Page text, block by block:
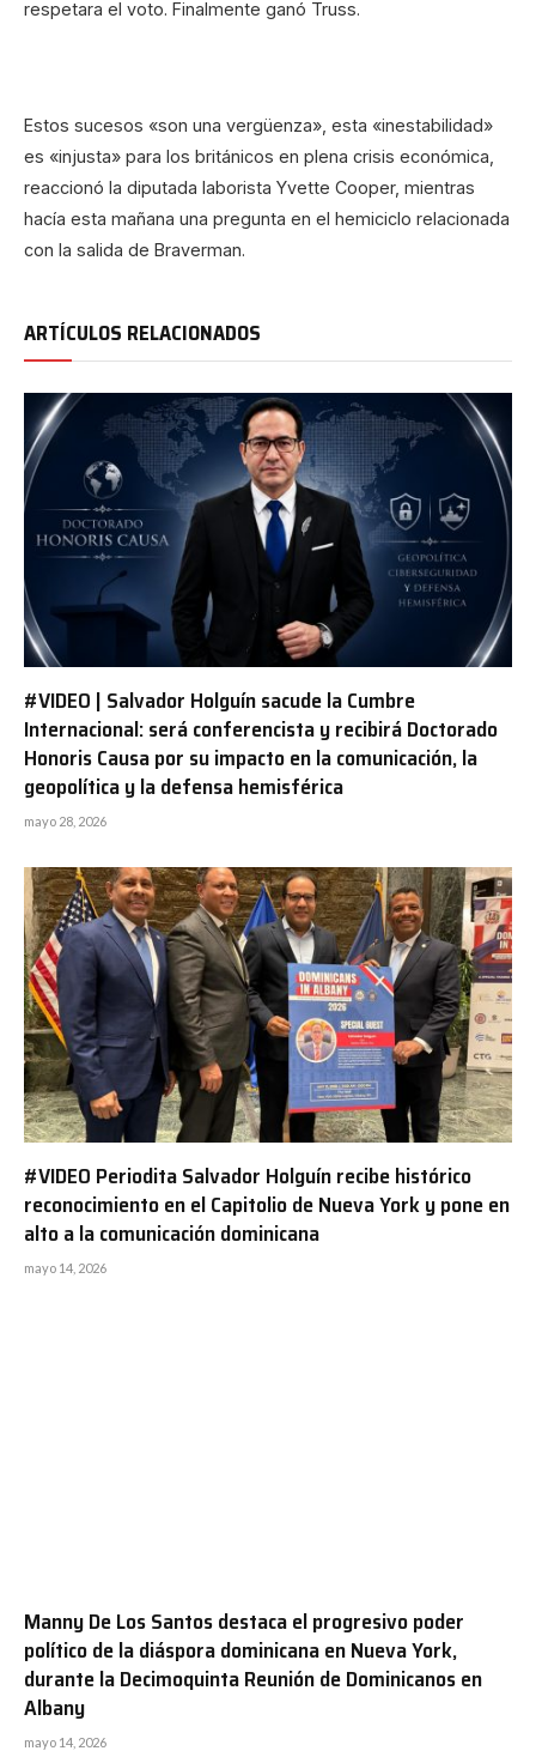
respetara el voto. Finalmente ganó Truss.
Estos sucesos «son una vergüenza», esta «inestabilidad»
es «injusta» para los británicos en plena crisis económica,
reaccionó la diputada laborista Yvette Cooper, mientras
hacía esta mañana una pregunta en el hemiciclo relacionada
con la salida de Braverman.
ARTÍCULOS RELACIONADOS
#VIDEO | Salvador Holguín sacude la Cumbre
Internacional: será conferencista y recibirá Doctorado
Honoris Causa por su impacto en la comunicación, la
geopolítica y la defensa hemisférica
mayo 28, 2026
#VIDEO Periodita Salvador Holguín recibe histórico
reconocimiento en el Capitolio de Nueva York y pone en
alto a la comunicación dominicana
mayo 14, 2026
Manny De Los Santos destaca el progresivo poder
político de la diáspora dominicana en Nueva York,
durante la Decimoquinta Reunión de Dominicanos en
Albany
mayo 14, 2026